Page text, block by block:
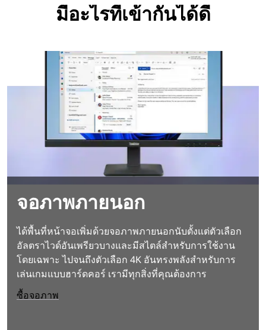
มีอะไรที่เข้ากันได้ดี
จอภาพภายนอก
ได้พื้นที่หน้าจอเพิ่มด้วยจอภาพภายนอกนับตั้งแต่ตัวเลือก
อัลตราไวด์อันเพรียวบางและมีสไตล์สำหรับการใช้งาน
โดยเฉพาะ ไปจนถึงตัวเลือก 4K อันทรงพลังสำหรับการ
เล่นเกมแบบฮาร์ดคอร์ เรามีทุกสิ่งที่คุณต้องการ
ซื้อจอภาพ